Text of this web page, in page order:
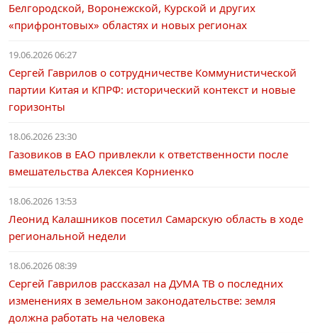
Белгородской, Воронежской, Курской и других
«прифронтовых» областях и новых регионах
19.06.2026 06:27
Сергей Гаврилов о сотрудничестве Коммунистической
партии Китая и КПРФ: исторический контекст и новые
горизонты
18.06.2026 23:30
Газовиков в ЕАО привлекли к ответственности после
вмешательства Алексея Корниенко
18.06.2026 13:53
Леонид Калашников посетил Самарскую область в ходе
региональной недели
18.06.2026 08:39
Сергей Гаврилов рассказал на ДУМА ТВ о последних
изменениях в земельном законодательстве: земля
должна работать на человека